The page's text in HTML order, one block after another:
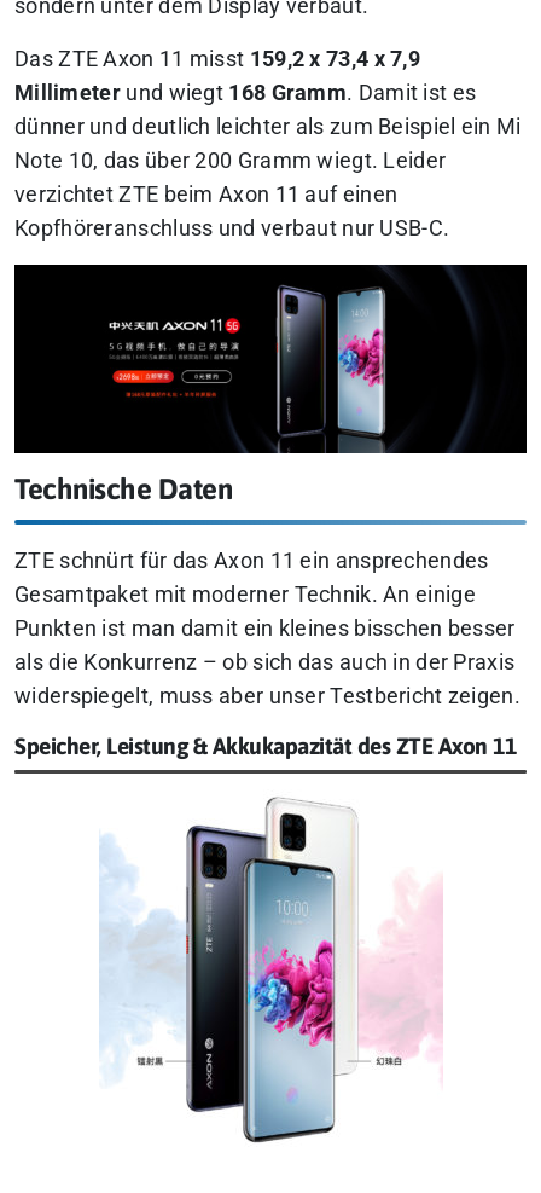
sondern unter dem Display verbaut.
Das ZTE Axon 11 misst 159,2 x 73,4 x 7,9
Millimeter und wiegt 168 Gramm. Damit ist es
dünner und deutlich leichter als zum Beispiel ein Mi
Note 10, das über 200 Gramm wiegt. Leider
verzichtet ZTE beim Axon 11 auf einen
Kopfhöreranschluss und verbaut nur USB-C.
Technische Daten
ZTE schnürt für das Axon 11 ein ansprechendes
Gesamtpaket mit moderner Technik. An einige
Punkten ist man damit ein kleines bisschen besser
als die Konkurrenz – ob sich das auch in der Praxis
widerspiegelt, muss aber unser Testbericht zeigen.
Speicher, Leistung & Akkukapazität des ZTE Axon 11